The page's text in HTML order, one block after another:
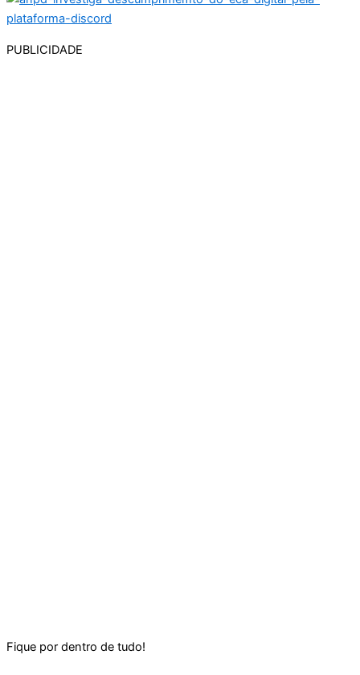
PUBLICIDADE
Fique por dentro de tudo!